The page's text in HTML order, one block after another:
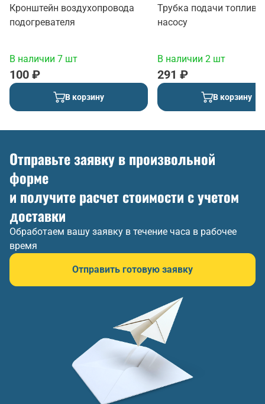
Кронштейн воздухопровода
подогревателя
В наличии 7 шт
100 ₽
В корзину
Трубка подачи топлива
насосу
В наличии 2 шт
291 ₽
В корзину
Отправьте заявку в произвольной
форме
и получите расчет стоимости с учетом
доставки
Обработаем вашу заявку в течение часа в рабочее
время
Отправить готовую заявку